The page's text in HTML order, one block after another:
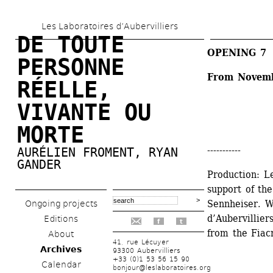
to
main
content
Les Laboratoires d’Aubervilliers
DE TOUTE
PERSONNE
RÉELLE,
VIVANTE OU
MORTE
AURÉLIEN FROMENT, RYAN
GANDER
Ongoing projects
Editions
About
Archives
Calendar
f t
41, rue Lécuyer
93300 Aubervilliers
+33 (0)1 53 56 15 90
bonjour@leslaboratoires.org
OPENING 7
From
-----------
Production:
support of
Sennheiser.
from the